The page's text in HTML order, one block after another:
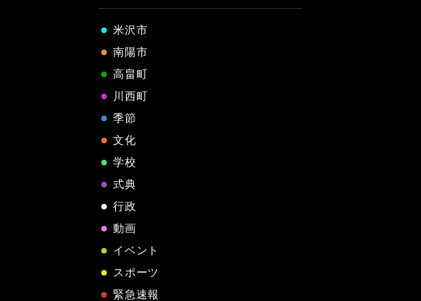
米沢市
南陽市
高畠町
川西町
季節
文化
学校
式典
行政
動画
イベント
スポーツ
緊急速報